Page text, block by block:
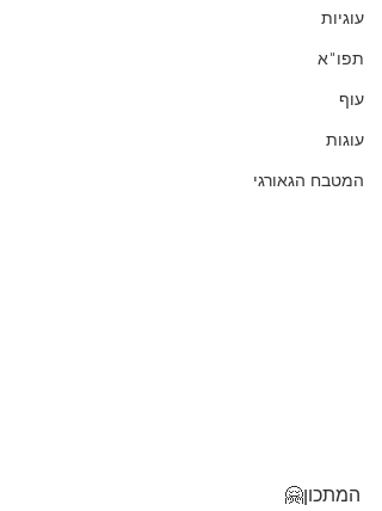
עוגיות
תפו"א
עוף
עוגות
המטבח הגאורגי
המתכון🤗